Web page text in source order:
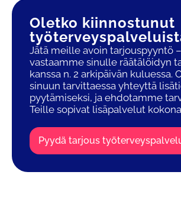
Oletko kiinnostunut
Jätä meille avoin tarjouspyyntö –
vastaamme sinulle räätälöidyn
kanssa n. 2 arkipäivän kuluessa.
sinuun tarvittaessa yhteyttä
pyytämiseksi, ja ehdotamme
Teille sopivat lisäpalvelut
Pyydä tarjous